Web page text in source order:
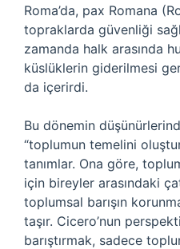
Roma’da, pax Romana
topraklarda güvenliği
zamanda halk arasında
küslüklerin giderilmesi
da içerirdi.
Bu dönemin
“toplumun temelini
tanımlar. Ona göre,
için bireyler arasındaki
toplumsal barışın
taşır. Cicero’nun
barıştırmak, sadece